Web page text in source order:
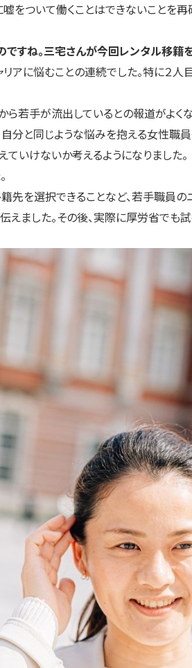
をついて働くことはできないことを
ね。三宅さんが今回レンタル移籍
に悩むことの連続でした。特に２
若手が流出しているとの報道がよ
分と同じような悩みを抱える女性職
いけないか考えるようになりました。
先を選択できることなど、若手職員
ました。その後、実際に厚労省で